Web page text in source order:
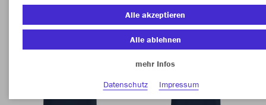
Alle akzeptieren
Alle ablehnen
mehr Infos
Datenschutz
Impressum